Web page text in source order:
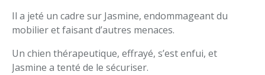
Il a jeté un cadre sur Jasmine, endommageant du
mobilier et faisant d’autres menaces.
Un chien thérapeutique, effrayé, s’est enfui, et
Jasmine a tenté de le sécuriser.